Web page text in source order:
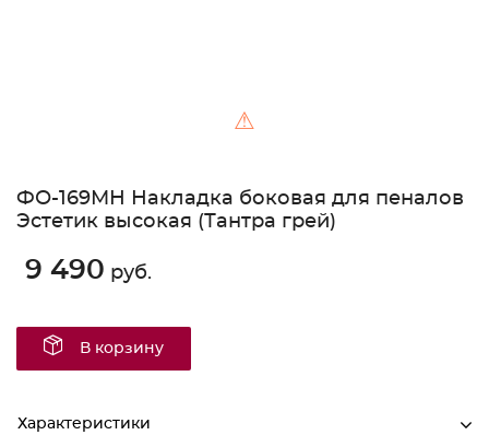
⚠
ФО-169МН Накладка боковая для пеналов
Эстетик высокая (Тантра грей)
9 490 руб.
В корзину
Характеристики